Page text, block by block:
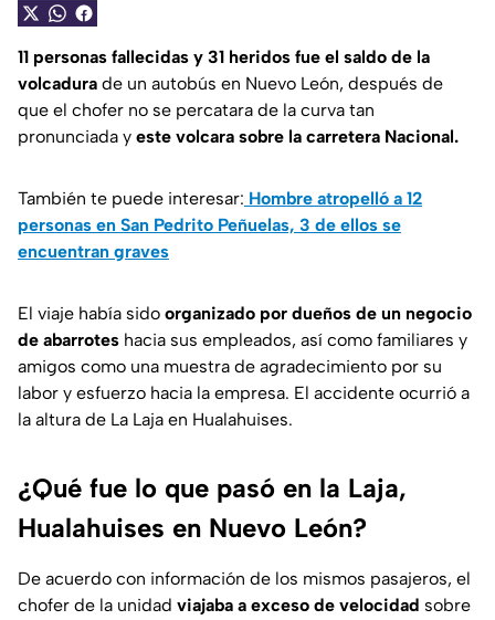
11 personas fallecidas y 31 heridos fue el saldo de la
volcadura de un autobús en Nuevo León, después de
que el chofer no se percatara de la curva tan
pronunciada y este volcara sobre la carretera Nacional.
También te puede interesar: Hombre atropelló a 12
personas en San Pedrito Peñuelas, 3 de ellos se
encuentran graves
El viaje había sido organizado por dueños de un negocio
de abarrotes hacia sus empleados, así como familiares y
amigos como una muestra de agradecimiento por su
labor y esfuerzo hacia la empresa. El accidente ocurrió a
la altura de La Laja en Hualahuises.
¿Qué fue lo que pasó en la Laja,
Hualahuises en Nuevo León?
De acuerdo con información de los mismos pasajeros, el
chofer de la unidad viajaba a exceso de velocidad sobre